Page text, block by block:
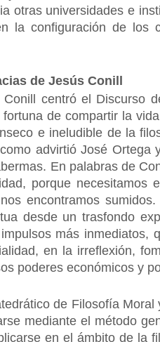
otras universidades e
la configuración de los
de Jesús Conill
centró el Discurso
de compartir la
e ineludible de la
advirtió José
En palabras de
porque
encontramos
desde un trasfondo
más inmediatos,
en la irreflexión,
poderes económicos y
de Filosofía
mediante el método
en el ámbito de la